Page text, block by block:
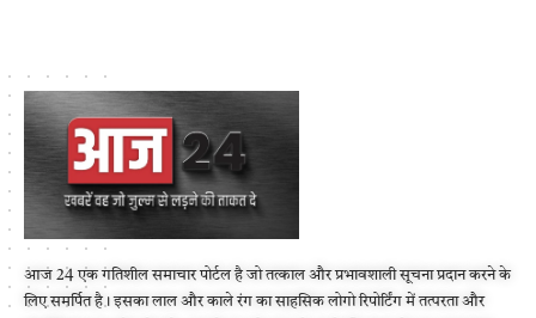
आज 24 एक गतिशील समाचार पोर्टल है जो तत्काल और प्रभावशाली सूचना प्रदान करने के
लिए समर्पित है। इसका लाल और काले रंग का साहसिक लोगो रिपोर्टिंग में तत्परता और